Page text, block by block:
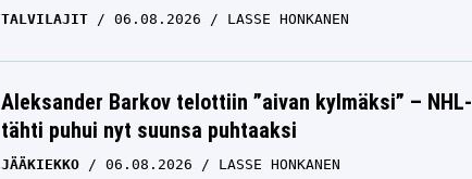
TALVILAJIT 06.08.2026 LASSE HONKANEN
Aleksander Barkov telottiin ”aivan kylmäksi” – NHL-
tähti puhui nyt suunsa puhtaaksi
JÄÄKIEKKO 06.08.2026 LASSE HONKANEN